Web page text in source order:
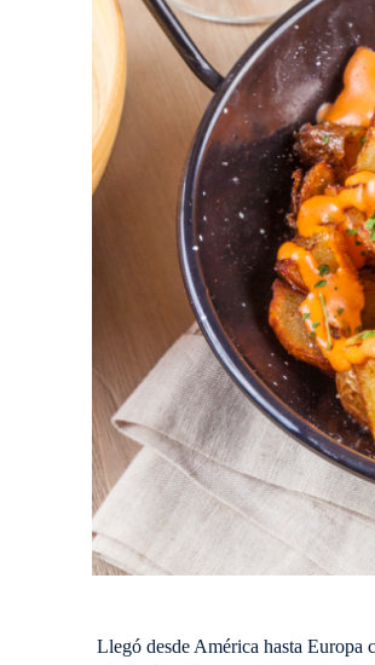
Llegó desde América hasta Europa